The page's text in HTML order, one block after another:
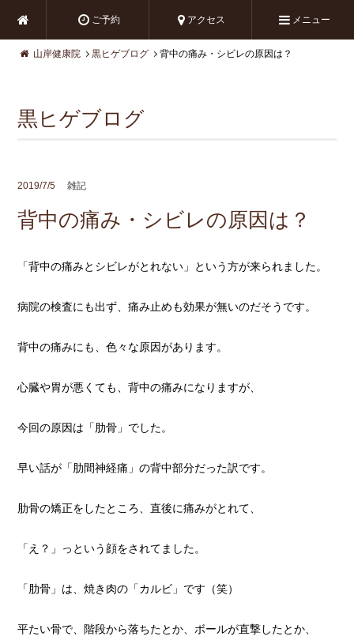
ご予約 アクセス メニュー
山岸健康院 黒ヒゲブログ 背中の痛み・シビレの原因は？
黒ヒゲブログ
2019/7/5 雑記
背中の痛み・シビレの原因は？
「背中の痛みとシビレがとれない」という方が来られました。
病院の検査にも出ず、痛み止めも効果が無いのだそうです。
背中の痛みにも、色々な原因があります。
心臓や胃が悪くても、背中の痛みになりますが、
今回の原因は「肋骨」でした。
早い話が「肋間神経痛」の背中部分だった訳です。
肋骨の矯正をしたところ、直後に痛みがとれて、
「え？」っという顔をされてました。
「肋骨」は、焼き肉の「カルビ」です（笑）
平たい骨で、階段から落ちたとか、ボールが直撃したとか、